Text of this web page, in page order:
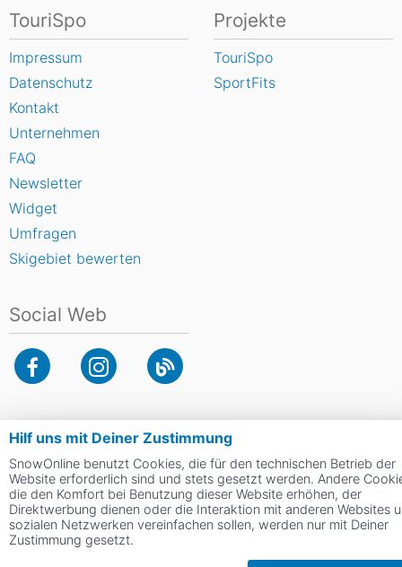
Hilf uns mit Deiner Zustimmung
SnowOnline benutzt Cookies, die für den technischen Betrieb der
Website erforderlich sind und stets gesetzt werden. Andere
die den Komfort bei Benutzung dieser Website erhöhen, der
Direktwerbung dienen oder die Interaktion mit anderen Websites
sozialen Netzwerken vereinfachen sollen, werden nur mit Deiner
Zustimmung gesetzt.
TouriSpo
Impressum
Datenschutz
Kontakt
Unternehmen
FAQ
Newsletter
Widget
Umfragen
Skigebiet bewerten
Projekte
TouriSpo
SportFits
Social Web